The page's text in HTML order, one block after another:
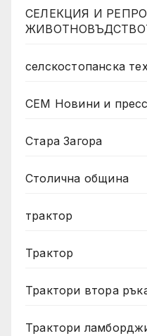
СЕЛЕКЦИЯ И
селскостопанска
СЕМ Новини и
Стара Загора
Столична община
трактор
Трактор
Трактори втора
Трактори